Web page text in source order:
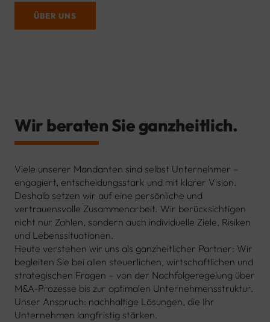
ÜBER UNS
Wir beraten Sie ganzheitlich.
Viele unserer Mandanten sind selbst Unternehmer –
engagiert, entscheidungsstark und mit klarer Vision.
Deshalb setzen wir auf eine persönliche und
vertrauensvolle Zusammenarbeit. Wir berücksichtigen
nicht nur Zahlen, sondern auch individuelle Ziele, Risiken
und Lebenssituationen.
Heute verstehen wir uns als ganzheitlicher Partner: Wir
begleiten Sie bei allen steuerlichen, wirtschaftlichen und
strategischen Fragen – von der Nachfolgeregelung über
M&A-Prozesse bis zur optimalen Unternehmensstruktur.
Unser Anspruch: nachhaltige Lösungen, die Ihr
Unternehmen langfristig stärken.